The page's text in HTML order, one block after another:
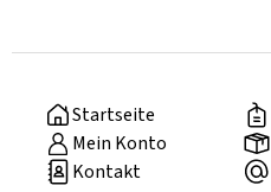
Startseite
Mein Konto
Kontakt